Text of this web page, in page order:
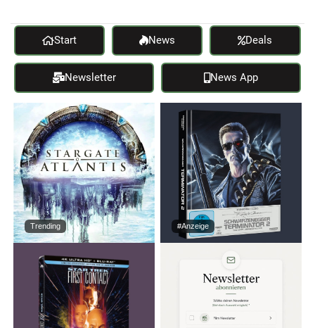
Start News Deals
Newsletter News App
Trending #Anzeige